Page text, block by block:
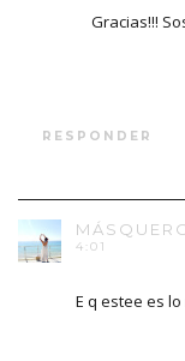
Gracias!!!
RESPONDER
4:01
E q estee es